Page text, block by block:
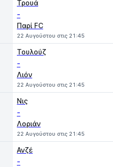
Τρουά
-
Παρί FC
22 Αυγούστου στις 21:45
Τουλούζ
-
Λιόν
22 Αυγούστου στις 21:45
Νις
-
Λοριάν
22 Αυγούστου στις 21:45
Ανζέ
-